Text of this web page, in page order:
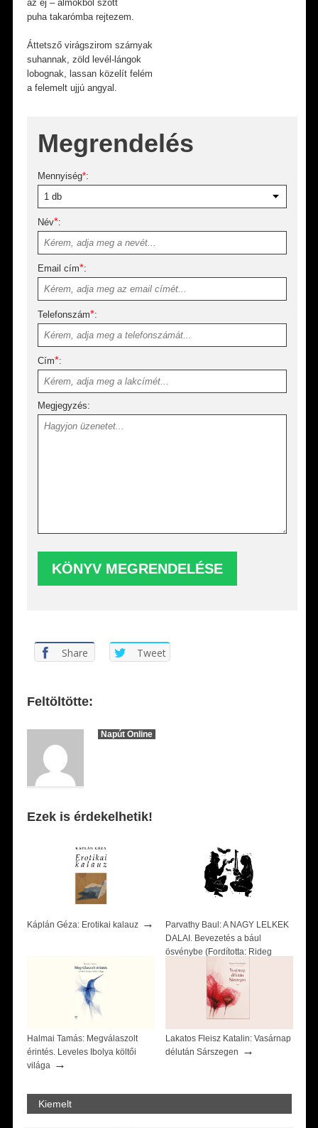
az éj – álmokból szőtt
puha takarómba rejtezem.
Áttetsző virágszirom szárnyak
suhannak, zöld levél-lángok
lobognak, lassan közelít felém
a felemelt ujjú angyal.
Megrendelés
Mennyiség*:
Név*:
Email cím*:
Telefonszám*:
Cím*:
Megjegyzés:
Share Tweet
Feltöltötte:
Napút Online
Ezek is érdekelhetik!
Káplán Géza: Erotikai kalauz→
Parvathy Baul: A NAGY LELKEK
DALAI. Bevezetés a bául
ösvénybe (Fordította: Rideg
Halmai Tamás: Megválaszolt
érintés. Leveles Ibolya költői
világa
→
Lakatos Fleisz Katalin: Vasárnap
délután Sárszegen
→
Kiemelt